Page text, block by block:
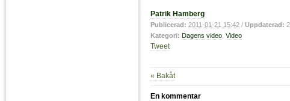
Patrik Hamberg
Publicerad: 2011-01-21 15:42 / Uppdaterad:
Kategori: Dagens video Video
Tweet
« Bakåt
En kommentar